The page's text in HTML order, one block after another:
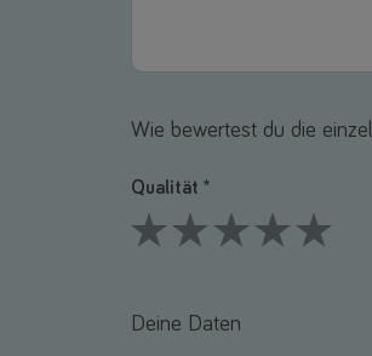
Wie bewertest du die
Qualität *
Deine Daten